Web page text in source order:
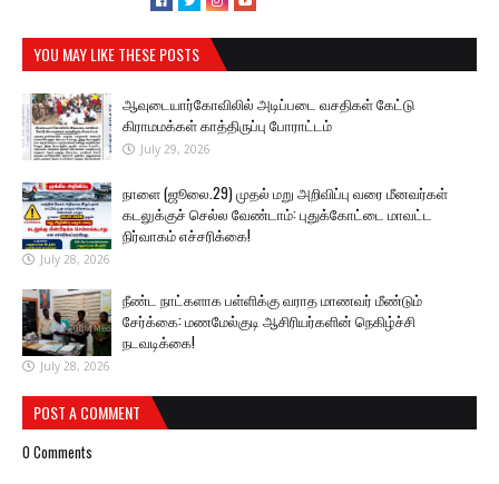
YOU MAY LIKE THESE POSTS
ஆவுடையார்கோவிலில் அடிப்படை வசதிகள் கேட்டு
கிராமமக்கள் காத்திருப்பு போராட்டம்
July 29, 2026
நாளை (ஜூலை.29) முதல் மறு அறிவிப்பு வரை மீனவர்கள்
கடலுக்குச் செல்ல வேண்டாம்: புதுக்கோட்டை மாவட்ட
நிர்வாகம் எச்சரிக்கை!
July 28, 2026
நீண்ட நாட்களாக பள்ளிக்கு வராத மாணவர் மீண்டும்
சேர்க்கை: மணமேல்குடி ஆசிரியர்களின் நெகிழ்ச்சி
நடவடிக்கை!
July 28, 2026
POST A COMMENT
0 Comments